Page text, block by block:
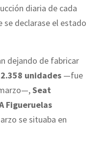
diaria de cada
declarase el estado
dejando de fabricar
2.358 unidades —fue
Seat
Figueruelas
se situaba en